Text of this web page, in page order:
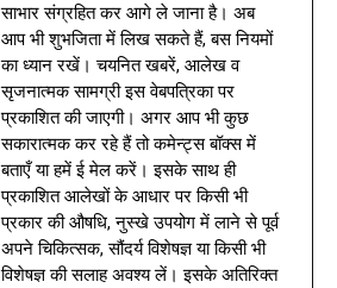
साभार संग्रहित कर आगे ले जाना है। अब
आप भी शुभजिता में लिख सकते हैं, बस नियमों
का ध्यान रखें। चयनित खबरें, आलेख व
सृजनात्मक सामग्री इस वेबपत्रिका पर
प्रकाशित की जाएगी। अगर आप भी कुछ
सकारात्मक कर रहे हैं तो कमेन्ट्स बॉक्स में
बताएँ या हमें ई मेल करें। इसके साथ ही
प्रकाशित आलेखों के आधार पर किसी भी
प्रकार की औषधि, नुस्खे उपयोग में लाने से पूर्व
अपने चिकित्सक, सौंदर्य विशेषज्ञ या किसी भी
विशेषज्ञ की सलाह अवश्य लें। इसके अतिरिक्त